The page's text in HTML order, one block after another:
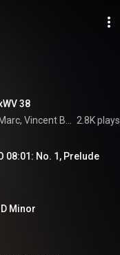
38
2.8K plays
08:01: No. 1, Prelude
Minor